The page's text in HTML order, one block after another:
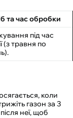
та час обробки
під час
(з травня по
коли
газон за 3
неї, щоб